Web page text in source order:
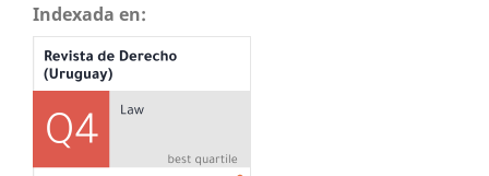
Indexada en: